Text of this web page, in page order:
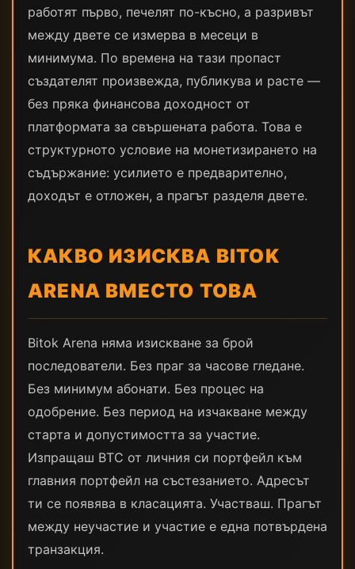
работят първо, печелят по-късно, а разривът
между двете се измерва в месеци в
минимума. По времена на тази пропаст
създателят произвежда, публикува и расте —
без пряка финансова доходност от
платформата за свършената работа. Това е
структурното условие на монетизирането на
съдържание: усилието е предварително,
доходът е отложен, а прагът разделя двете.
КАКВО ИЗИСКВА BITOK
ARENA ВМЕСТО ТОВА
Bitok Arena няма изискване за брой
последователи. Без праг за часове гледане.
Без минимум абонати. Без процес на
одобрение. Без период на изчакване между
старта и допустимостта за участие.
Изпращаш BTC от личния си портфейл към
главния портфейл на състезанието. Адресът
ти се появява в класацията. Участваш. Прагът
между неучастие и участие е една потвърдена
транзакция.